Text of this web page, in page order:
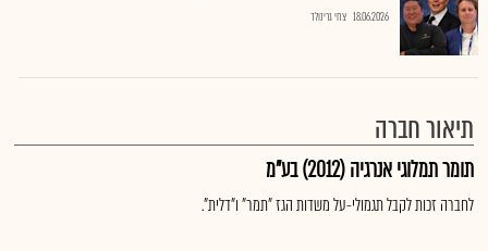
18.06.2026 צחי גרינולד
תיאור חברה
תומר תמלוגי אנרגיה (2012) בע"מ
לחברה זכות לקבל תגמולי-על משדות הגז "תמר" ו"דלית".